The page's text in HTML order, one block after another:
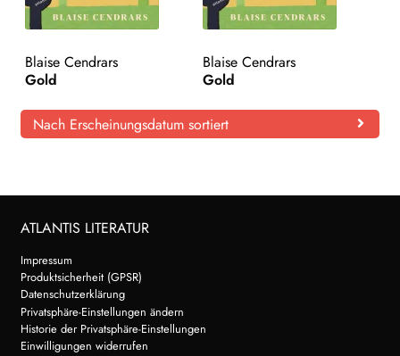
Blaise Cendrars
Gold
Blaise Cendrars
Gold
Nach Erscheinungsdatum sortiert
ATLANTIS LITERATUR
Impressum
Produktsicherheit (GPSR)
Datenschutzerklärung
Privatsphäre-Einstellungen ändern
Historie der Privatsphäre-Einstellungen
Einwilligungen widerrufen